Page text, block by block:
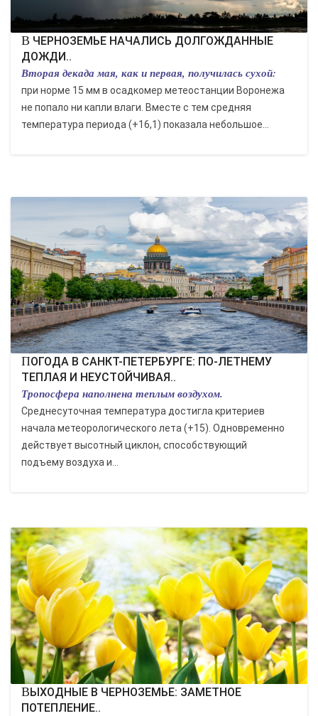
В ЧЕРНОЗЕМЬЕ НАЧАЛИСЬ ДОЛГОЖДАННЫЕ
ДОЖДИ..
Вторая декада мая, как и первая, получилась сухой:
при норме 15 мм в осадкомер метеостанции Воронежа
не попало ни капли влаги. Вместе с тем средняя
температура периода (+16,1) показала небольшое...
ПОГОДА В САНКТ-ПЕТЕРБУРГЕ: ПО-ЛЕТНЕМУ
ТЕПЛАЯ И НЕУСТОЙЧИВАЯ..
Тропосфера наполнена теплым воздухом.
Среднесуточная температура достигла критериев
начала метеорологического лета (+15). Одновременно
действует высотный циклон, способствующий
подъему воздуха и...
ВЫХОДНЫЕ В ЧЕРНОЗЕМЬЕ: ЗАМЕТНОЕ
ПОТЕПЛЕНИЕ..